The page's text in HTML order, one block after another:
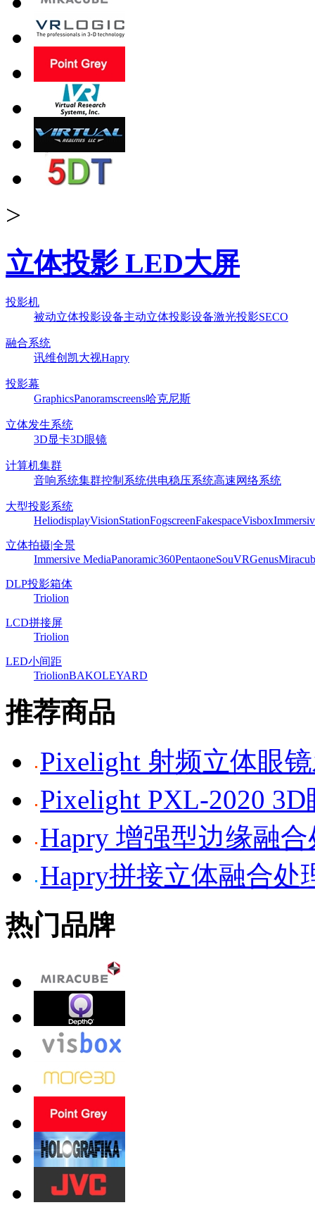
>
立体投影 LED大屏
投影机
被动立体投影设备主动立体投影设备激光投影SECO
融合系统
讯维创凯大视Hapry
投影幕
GraphicsPanoramscreens哈克尼斯
立体发生系统
3D显卡3D眼镜
计算机集群
音响系统集群控制系统供电稳压系统高速网络系统
大型投影系统
HeliodisplayVisionStationFogscreenFakespaceVisbox
立体拍摄|全景
Immersive MediaPanoramic360PentaoneSouVRGenus
DLP投影箱体
Triolion
LCD拼接屏
Triolion
LED小间距
TriolionBAKOLEYARD
推荐商品
Pixelight 射频立体眼
Pixelight PXL-2020 3D
Hapry 增强型边缘融
Hapry拼接立体融合处
热门品牌